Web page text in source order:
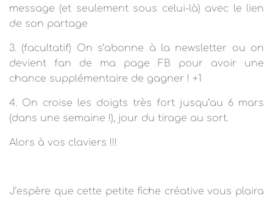
message (et seulement sous celui-là) avec le lien
de son partage
3. (facultatif) On s’abonne à la newsletter ou on
devient fan de ma page FB pour avoir une
chance supplémentaire de gagner ! +1
4. On croise les doigts très fort jusqu’au 6 mars
(dans une semaine !), jour du tirage au sort.
Alors à vos claviers !!!
J’espère que cette petite fiche créative vous plaira